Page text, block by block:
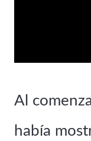
Al
había